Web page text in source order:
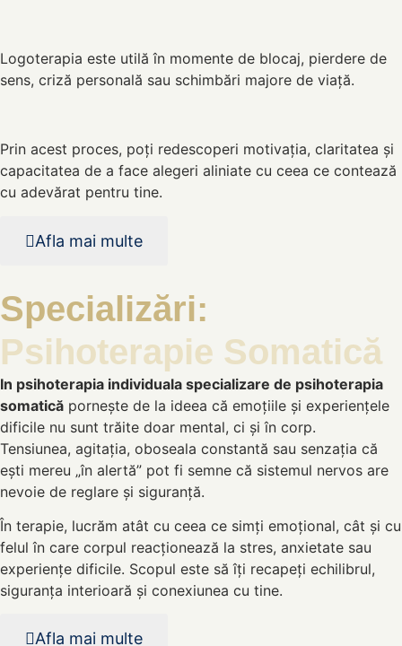
Logoterapia este utilă în momente de blocaj, pierdere de
sens, criză personală sau schimbări majore de viață.
Prin acest proces, poți redescoperi motivația, claritatea și
capacitatea de a face alegeri aliniate cu ceea ce contează
cu adevărat pentru tine.
Afla mai multe
Specializări:
Psihoterapie Somatică
In psihoterapia individuala specializare de psihoterapia
somatică pornește de la ideea că emoțiile și experiențele
dificile nu sunt trăite doar mental, ci și în corp.
Tensiunea, agitația, oboseala constantă sau senzația că
ești mereu „în alertă” pot fi semne că sistemul nervos are
nevoie de reglare și siguranță.
În terapie, lucrăm atât cu ceea ce simți emoțional, cât și cu
felul în care corpul reacționează la stres, anxietate sau
experiențe dificile. Scopul este să îți recapeți echilibrul,
siguranța interioară și conexiunea cu tine.
Afla mai multe